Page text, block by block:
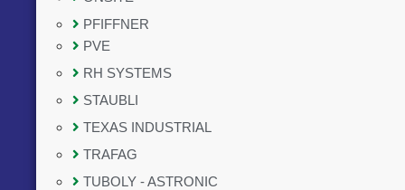
PFIFFNER
PVE
RH SYSTEMS
STAUBLI
TEXAS INDUSTRIAL
TRAFAG
TUBOLY - ASTRONIC